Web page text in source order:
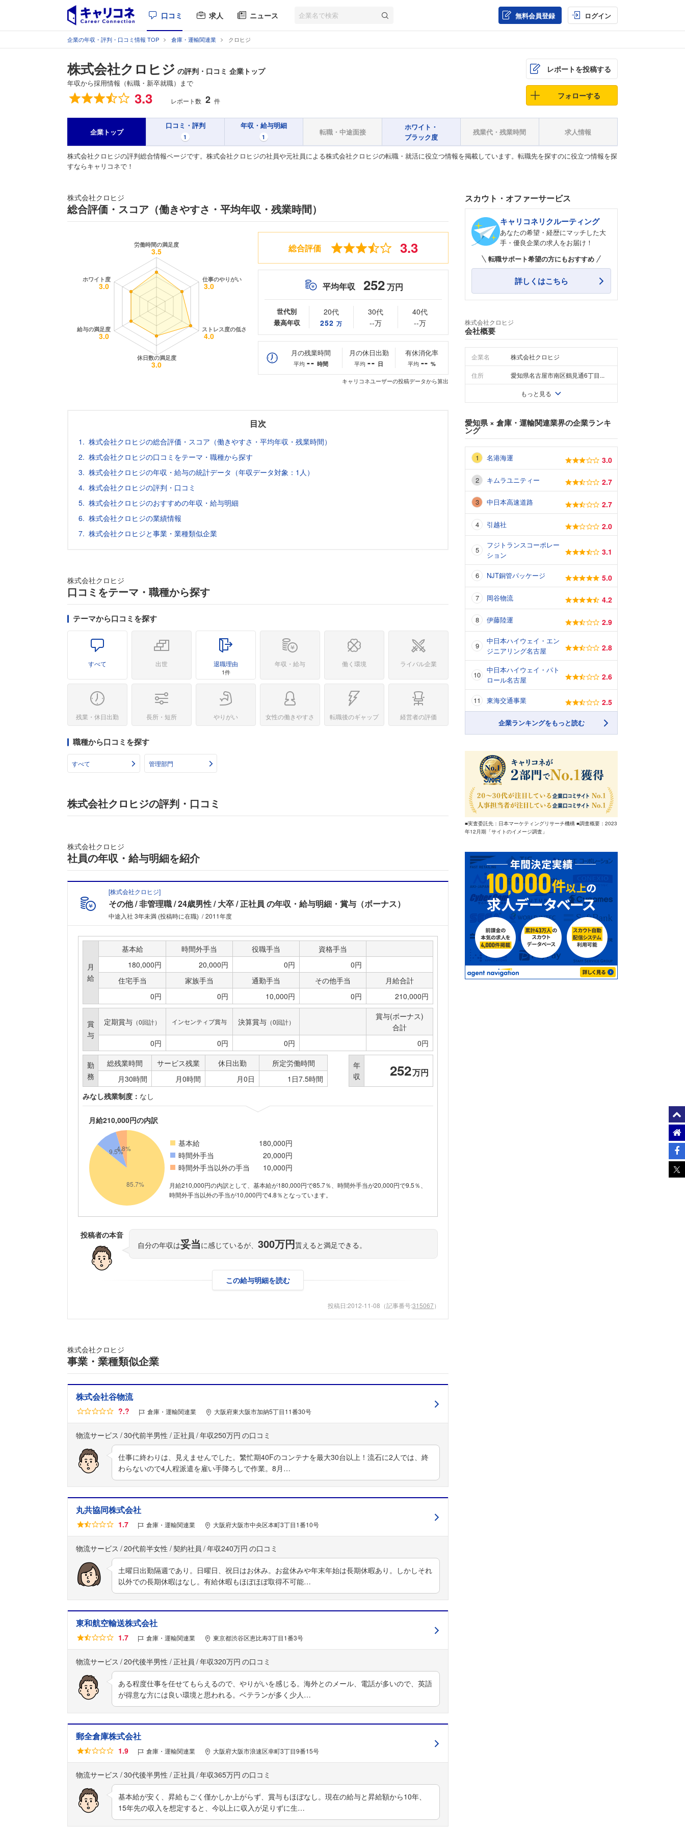
口コミ 求人 ニュース 無料会員登録 ログイン
企業の年収・評判・口コミ情報 TOP 倉庫・運輸関連業 クロヒジ
株式会社クロヒジ の評判・口コミ 企業トップ
年収から採用情報（転職・新卒就職）まで
総合評価 3.3 レポート数 2 件
レポートを投稿する
フォローする
企業トップ
口コミ・評判
1
年収・給与明細
1
転職・中途面接
ホワイト・
ブラック度
残業代・残業時間 求人情報
株式会社クロヒジの評判総合情報ページです。株式会社クロヒジの社員や元社員による株式会社クロヒジの転職・就活に役立つ情報を掲載しています。転職先を探すのに役立つ情報を探
すならキャリコネで！
こちらの企業もフォローしませんか？
株式会社クロヒジ
総合評価・スコア（働きやすさ・平均年収・残業時間）
総合評価 3.3
平均年収 252万円
世代別
最高年収
20代
252 万
30代
--万
40代
--万
月の残業時間
平均 -- 時間
月の休日出勤
平均 -- 日
有休消化率
平均 -- %
キャリコネユーザーの投稿データから算出
目次
株式会社クロヒジの総合評価・スコア（働きやすさ・平均年収・残業時間）
株式会社クロヒジの口コミをテーマ・職種から探す
株式会社クロヒジの年収・給与の統計データ（年収データ対象：1人）
株式会社クロヒジの評判・口コミ
株式会社クロヒジのおすすめの年収・給与明細
株式会社クロヒジの業績情報
株式会社クロヒジと事業・業種類似企業
株式会社クロヒジ
口コミをテーマ・職種から探す
テーマから口コミを探す
すべて 出世 退職理由
1件
年収・給与 働く環境 ライバル企業
残業・休日出勤 長所・短所 やりがい 女性の働きやすさ 転職後のギャップ 経営者の評価
職種から口コミを探す
すべて 管理部門
株式会社クロヒジの評判・口コミ
株式会社クロヒジ
社員の年収・給与明細を紹介
[株式会社クロヒジ]
その他 非管理職 24歳男性 大卒 正社員 の年収・給与明細・賞与（ボーナス）
中途入社 3年未満 (投稿時に在職) 2011年度
月
給
基本給 時間外手当 役職手当
資格手当
180,000円
20,000円 0円
0円
住宅手当
家族手当 通勤手当 その他手当
月給合計
0円
0円 10,000円 0円 210,000円
賞
与
定期賞与 （0回計） インセンティブ賞与 決算賞与（0回計）
賞与(ボーナス)
合計
0円
0円 0円 0円
勤
務
総残業時間 サービス残業 休日出勤
所定労働時間
月30時間
月0時間 月0日 1日7.5時間
年
収
252万円
みなし残業制度： なし
月給210,000円の内訳
基本給
180,000円
時間外手当
20,000円
時間外手当以外の手当
10,000円
月給210,000円の内訳として、基本給が180,000円で85.7％、時間外手当が20,000円で9.5％、
時間外手当以外の手当が10,000円で4.8％となっています。
投稿者の本音
自分の年収は妥当に感じているが、 300万円貰えると満足できる。
この給与明細を読む
投稿日:2012-11-08 （記事番号:315067）
株式会社クロヒジ
事業・業種類似企業
株式会社谷物流
?.? 倉庫・運輸関連業 大阪府東大阪市加納5丁目11番30号
物流サービス 30代前半男性 正社員 年収250万円
仕事に終わりは、見えませんでした。繁忙期40Fのコンテナを最大30台以上！流石に2人では、終
わらないので4人程派遣を雇い手降ろしで作業。8月…
丸共協同株式会社
1.7 倉庫・運輸関連業 大阪府大阪市中央区本町3丁目1番10号
物流サービス 20代前半女性 契約社員 年収240万円
土曜日出勤隔週であり。日曜日、祝日はお休み。お盆休みや年末年始は長期休暇あり。しかしそれ
以外での長期休暇はなし。有給休暇もほぼほぼ取得不可能…
東和航空輸送株式会社
1.7 倉庫・運輸関連業 東京都渋谷区恵比寿3丁目1番3号
物流サービス 20代後半男性 正社員 年収320万円
ある程度仕事を任せてもらえるので、やりがいを感じる。海外とのメール、電話が多いので、英語
が得意な方には良い環境と思われる。ベテランが多く少人…
郵全倉庫株式会社
1.9 倉庫・運輸関連業 大阪府大阪市浪速区幸町3丁目9番15号
物流サービス 30代後半男性 正社員 年収365万円
基本給が安く、昇給もごく僅かしか上がらず、賞与もほぼなし。現在の給与と昇給額から10年、
15年先の収入を想定すると、今以上に収入が足りずに生…
スカウト・オファーサービス
キャリコネリクルーティング
あなたの希望・経歴にマッチした大
手・優良企業の求人をお届け！
転職サポート希望の方にもおすすめ
詳しくはこちら
株式会社クロヒジ
会社概要
企業名 株式会社クロヒジ
住所 愛知県名古屋市南区鶴見通6丁目...
もっと見る
愛知県× 倉庫・運輸関連業界の企業ランキ
ング
名港海運 3.0
キムラユニティー 2.7
中日本高速道路 2.7
引越社 2.0
フジトランスコーポレー
ション
3.1
NJT銅管パッケージ 5.0
岡谷物流 4.2
伊藤陸運 2.9
中日本ハイウェイ・エン
ジニアリング名古屋
2.8
中日本ハイウェイ・パト
ロール名古屋
2.6
東海交通事業 2.5
企業ランキングをもっと読む
■実査委託先：日本マーケティングリサーチ機構 ■調査概要：2023
年12月期「サイトのイメージ調査」